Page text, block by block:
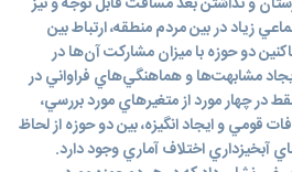
زياد در بين مردم منطقه، ارتباط بين
دو حوزه با ميزان مشارکت آن‌ها در
مشابهت‌ها و هماهنگي‌هاي فراواني در
در چهار مورد از متغيرهاي مورد بررسي،
قومي و ايجاد انگيزه، بين دو حوزه از لحاظ
آبخيزداري اختلاف آماري وجود دارد.